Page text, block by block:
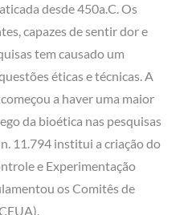
desde 450a.C. Os
capazes de sentir dor e
tem causado um
éticas e técnicas. A
a haver uma maior
da bioética nas pesquisas
11.794 institui a criação do
e Experimentação
os Comitês de